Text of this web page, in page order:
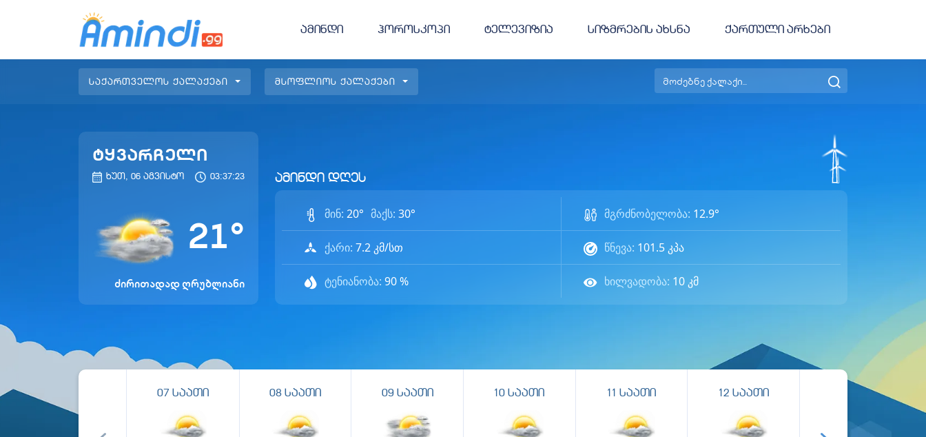
ამინდი ჰოროსკოპი ტელევიზია სიზმრების ახსნა ქართული არხები
საქართველოს ქალაქები მსოფლიოს ქალაქები
ტყვარჩელი
ხუთ, 06 აგვისტო 03:37:23
21°
ძირითადად ღრუბლიანი
ამინდი დღეს
მინ: 20° მაქს: 30° მგრძნობელობა: 12.9°
ქარი: 7.2 კმ/სთ წნევა: 101.5კპა
ტენიანობა: 90% ხილვადობა: 10კმ
07საათი 08საათი 09საათი 10 საათი 11 საათი 12 საათი საათი